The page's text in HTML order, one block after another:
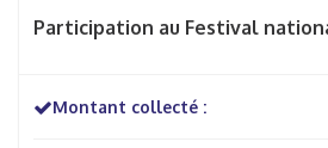
Participation au Festival
Montant collecté :